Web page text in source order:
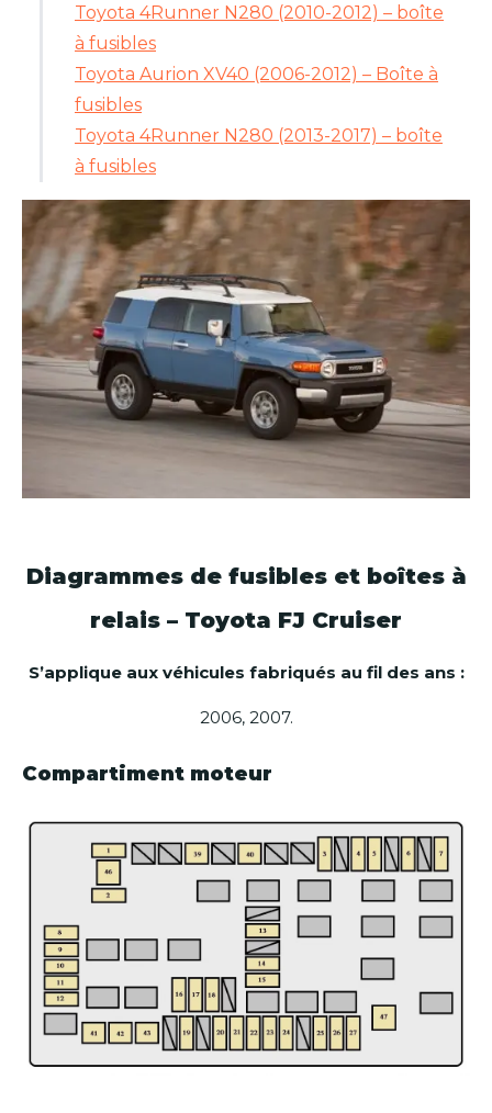
Toyota 4Runner N280 (2010-2012) – boîte
à fusibles
Toyota Aurion XV40 (2006-2012) – Boîte à
fusibles
Toyota 4Runner N280 (2013-2017) – boîte
à fusibles
Diagrammes de fusibles et boîtes à
relais – Toyota FJ Cruiser
S’applique aux véhicules fabriqués au fil des ans :
2006, 2007.
Compartiment moteur